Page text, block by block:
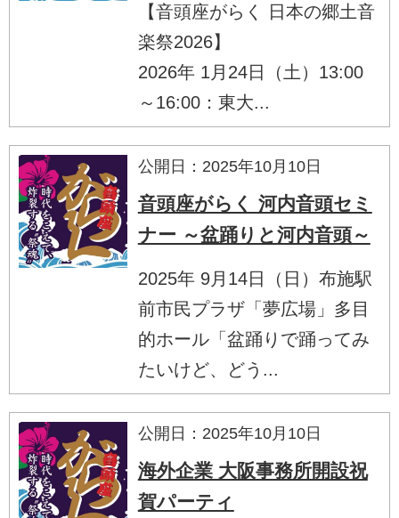
【音頭座がらく 日本の郷土音
楽祭2026】
2026年 1月24日（土）13:00
～16:00：東大...
公開日：2025年10月10日
音頭座がらく 河内音頭セミ
ナー ～盆踊りと河内音頭～
2025年 9月14日（日）布施駅
前市民プラザ「夢広場」多目
的ホール「盆踊りで踊ってみ
たいけど、どう...
公開日：2025年10月10日
海外企業 大阪事務所開設祝
賀パーティ